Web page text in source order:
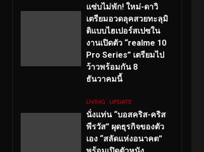
แซ่บไม่พัก! ใหม่-ดาวิ
เตรียมอวดลุคสวยทะลุมิ
ติแบบไฮเปอร์สเปซใน
งานเปิดตัว “realme 10
Pro Series” เตรียมไป
ว้าวพร้อมกัน 8
ธันวาคมนี้
LIVING UPDATE
นั่งแท่น “บอสคริส-คริส
พีรวัส” ผุดธุรกิจของตัว
เอง “สลัดแห่งอนาคต”